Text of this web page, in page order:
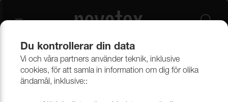
Båt & markis Kapellvävar & tillbehör Kapelltillbehör
Kapelltillbehör
Du kontrollerar din data
Vi och våra partners använder teknik, inklusive
cookies, för att samla in information om dig för olika
ändamål, inklusive::